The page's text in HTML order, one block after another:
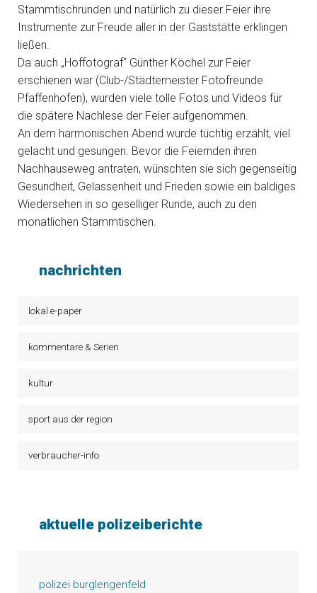
Stammtischrunden und natürlich zu dieser Feier ihre
Instrumente zur Freude aller in der Gaststätte erklingen
ließen.
Da auch „Hoffotograf“ Günther Köchel zur Feier
erschienen war (Club-/Städtemeister Fotofreunde
Pfaffenhofen), wurden viele tolle Fotos und Videos für
die spätere Nachlese der Feier aufgenommen.
An dem harmonischen Abend wurde tüchtig erzählt, viel
gelacht und gesungen. Bevor die Feiernden ihren
Nachhauseweg antraten, wünschten sie sich gegenseitig
Gesundheit, Gelassenheit und Frieden sowie ein baldiges
Wiedersehen in so geselliger Runde, auch zu den
monatlichen Stammtischen.
nachrichten
lokal e-paper
kommentare & Serien
kultur
sport aus der region
verbraucher-info
aktuelle polizeiberichte
polizei burglengenfeld